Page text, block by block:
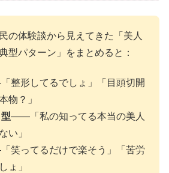
の体験談から見えてきた「美人
型パターン」をまとめると：
整形してるでしょ」「目頭切開
物？」
——「私の知ってる本当の美人
い」
笑ってるだけで楽そう」「苦労
ょ」